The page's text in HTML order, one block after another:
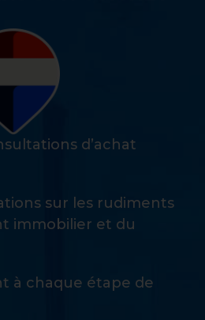
d’achat
sur les rudiments
immobilier et du
à chaque étape de